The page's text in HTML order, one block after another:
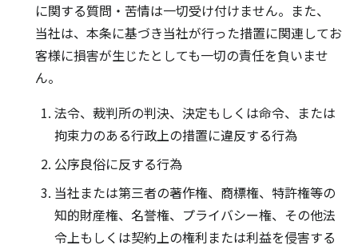
に関する質問・苦情は一切受け付けません。また、
当社は、本条に基づき当社が行った措置に関連してお
客様に損害が生じたとしても一切の責任を負いませ
ん。
法令、裁判所の判決、決定もしくは命令、または
拘束力のある行政上の措置に違反する行為
公序良俗に反する行為
当社または第三者の著作権、商標権、特許権等の
知的財産権、名誉権、プライバシー権、その他法
令上もしくは契約上の権利または利益を侵害する